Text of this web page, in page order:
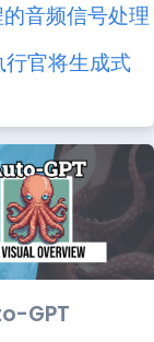
音频信号处理
行官将生成式
GPT